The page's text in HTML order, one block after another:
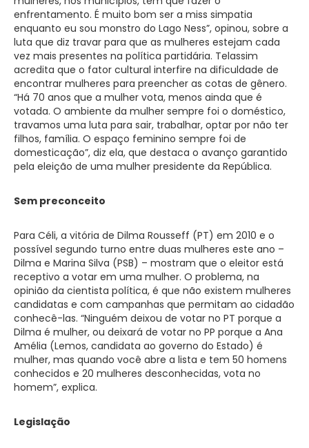
enfrentamento. É muito bom ser a miss simpatia
enquanto eu sou monstro do Lago Ness”, opinou, sobre a
luta que diz travar para que as mulheres estejam cada
vez mais presentes na política partidária. Telassim
acredita que o fator cultural interfire na dificuldade de
encontrar mulheres para preencher as cotas de gênero.
“Há 70 anos que a mulher vota, menos ainda que é
votada. O ambiente da mulher sempre foi o doméstico,
travamos uma luta para sair, trabalhar, optar por não ter
filhos, família. O espaço feminino sempre foi de
domesticação”, diz ela, que destaca o avanço garantido
pela eleição de uma mulher presidente da República.
Sem preconceito
Para Céli, a vitória de Dilma Rousseff (PT) em 2010 e o
possível segundo turno entre duas mulheres este ano –
Dilma e Marina Silva (PSB) – mostram que o eleitor está
receptivo a votar em uma mulher. O problema, na
opinião da cientista política, é que não existem mulheres
candidatas e com campanhas que permitam ao cidadão
conhecê-las. “Ninguém deixou de votar no PT porque a
Dilma é mulher, ou deixará de votar no PP porque a Ana
Amélia (Lemos, candidata ao governo do Estado) é
mulher, mas quando você abre a lista e tem 50 homens
conhecidos e 20 mulheres desconhecidas, vota no
homem”, explica.
Legislação